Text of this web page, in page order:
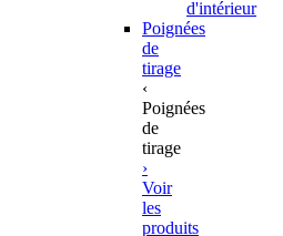
d'intérieur
Poignées
de
tirage
‹
Poignées
de
tirage
›
Voir
les
produits